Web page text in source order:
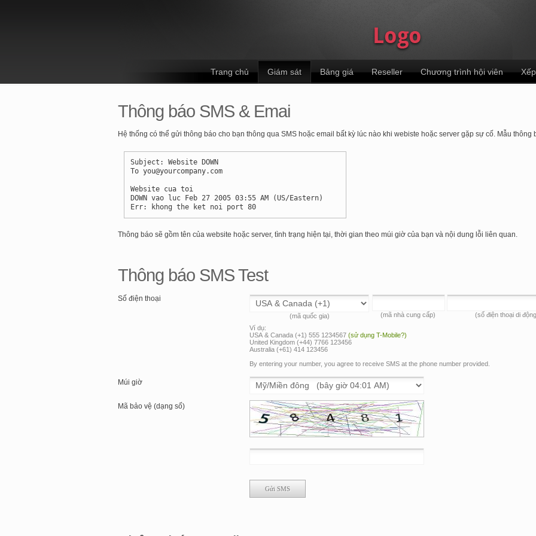
Trang chủ Giám sát Bảng giá Reseller Chương trình hội viên
Thông báo SMS & Emai
Hệ thống có thể gửi thông báo cho bạn thông qua SMS hoặc email bất kỳ lúc nào khi webiste hoặc server gặp sự cố. Mẫu
Subject: Website DOWN
To you@yourcompany.com
Website cua toi
DOWN vao luc Feb 27 2005 03:55 AM (US/Eastern)
Err: khong the ket noi port 80
Thông báo sẽ gồm tên của website hoặc server, tình trạng hiện tại, thời gian theo múi giờ của bạn và nội dung lỗi liên quan.
Thông báo SMS Test
Số điện thoại
(mã quốc gia) (mã nhà cung cấp)
(số điện thoại di
Ví dụ:
USA & Canada (+1) 555 1234567 (sử dụng T-Mobile?)
United Kingdom (+44) 7766 123456
Australia (+61) 414 123456
By entering your number, you agree to receive SMS at the phone number provided.
Múi giờ
Mã bảo vệ (dạng số)